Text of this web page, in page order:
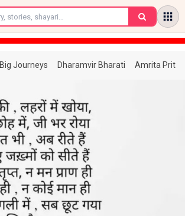
Big Journeys Dharamvir Bharati Amrita